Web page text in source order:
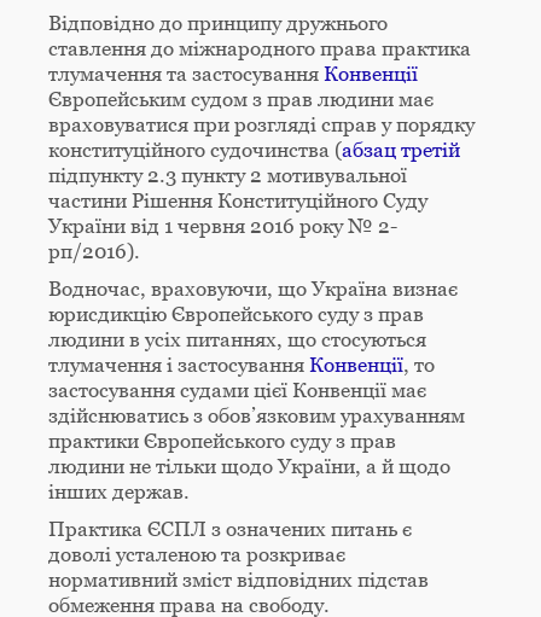
Відповідно до принципу дружнього
ставлення до міжнародного права практика
тлумачення та застосування Конвенції
Європейським судом з прав людини має
враховуватися при розгляді справ у порядку
конституційного судочинства (абзац третій
підпункту 2.3 пункту 2 мотивувальної
частини Рішення Конституційного Суду
України від 1 червня 2016 року № 2-
рп/2016).
Водночас, враховуючи, що Україна визнає
юрисдикцію Європейського суду з прав
людини в усіх питаннях, що стосуються
тлумачення і застосування Конвенції, то
застосування судами цієї Конвенції має
здійснюватись з обов’язковим урахуванням
практики Європейського суду з прав
людини не тільки щодо України, а й щодо
інших держав.
Практика ЄСПЛ з означених питань є
доволі усталеною та розкриває
нормативний зміст відповідних підстав
обмеження права на свободу.